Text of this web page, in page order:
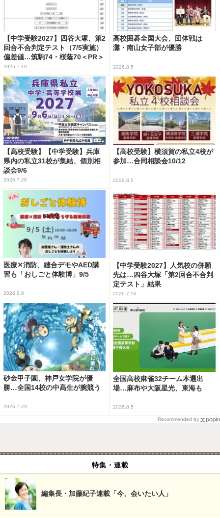
【中学受験2027】四谷大塚、第2
回合不合判定テスト（7/5実施）
偏差値…筑駒74・桜蔭70＜PR＞
2026.7.10
高校囲碁全国大会、団体戦は
灘・南山女子部が優勝
2026.8.5
【高校受験】【中学受験】兵庫
県内の私立31校が集結、個別相
談会9/6
2026.7.28
【高校受験】横須賀の私立4校が
参加…合同相談会10/12
2026.8.5
医療✕消防、縫合デモやAED講
習も「おしごと体験博」9/5
2026.8.6
【中学受験2027】人気校の併願
先は…四谷大塚「第2回合不合判
定テスト」結果
2026.7.16
砂金甲子園、神戸女学院が優
勝…全国14校の中高生が腕競う
2026.7.29
全国高校麻雀32チーム本選出
場…麻布や大阪星光、東海も
2026.8.5
Recommended by
特集・連載
編集長・加藤紀子連載「今、会いたい人」